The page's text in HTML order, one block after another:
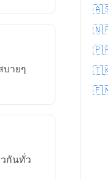
ายๆ
กันทั่ว
🇦🇸
🇳🇫
🇵🇫
🇹🇰
🇫🇲